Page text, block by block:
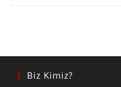
Biz Kimiz?